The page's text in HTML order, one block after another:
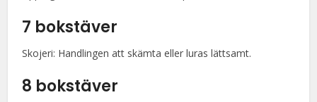
7 bokstäver
Skojeri: Handlingen att skämta eller luras lättsamt.
8 bokstäver